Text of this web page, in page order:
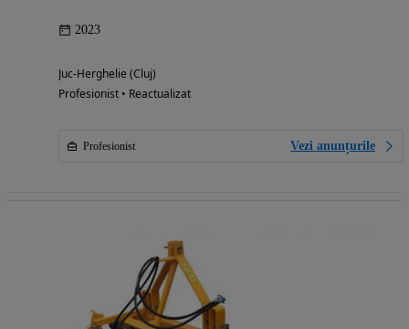
2023
Juc-Herghelie (Cluj)
Profesionist • Reactualizat
Profesionist Vezi anunțurile